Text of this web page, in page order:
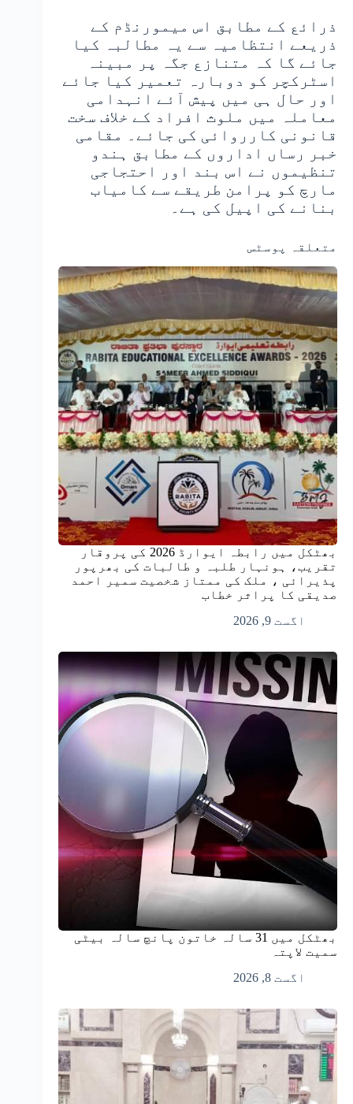
ذرائع کے مطابق اس میمورنڈم کے
ذریعے انتظامیہ سے یہ مطالبہ کیا
جائے گا کہ متنازع جگہ پر مبینہ
اسٹرکچر کو دوبارہ تعمیر کیا جائے
اور حال ہی میں پیش آئے انہدامی
معاملہ میں ملوث افراد کے خلاف سخت
قانونی کارروائی کی جائے۔ مقامی
خبر رساں اداروں کے مطابق ہندو
تنظیموں نے اس بند اور احتجاجی
مارچ کو پرامن طریقے سے کامیاب
بنانے کی اپیل کی ہے۔
متعلقہ پوسٹس
بھٹکل میں رابطہ ایوارڈ 2026 کی پروقار
تقریب، ہونہار طلبہ و طالبات کی بھرپور
پذیرائی ، ملک کی ممتاز شخصیت سمیر احمد
صدیقی کا پراثر خطاب
اگست 9, 2026
بھٹکل میں 31 سالہ خاتون پانچ سالہ بیٹی
سمیت لاپتہ
اگست 8, 2026